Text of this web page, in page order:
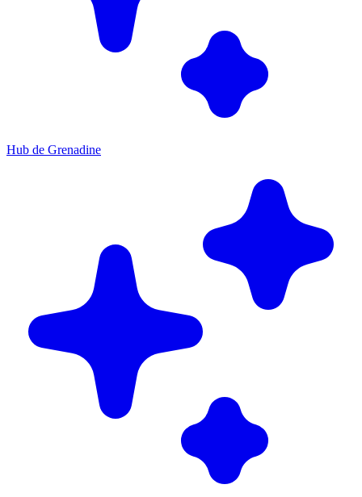
Hub de Grenadine